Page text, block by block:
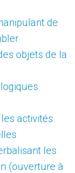
de
objets de la
activités
les
(ouverture à